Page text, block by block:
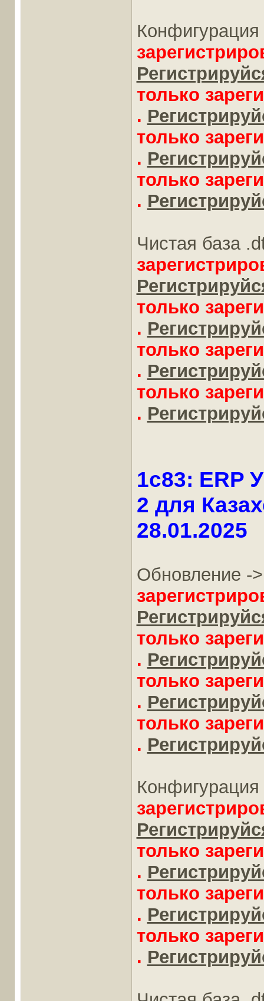
только
.
только
.
только
.
Чистая база
только
.
только
.
только
.
1c83: ERP
2 для
28.01.2025
Обновление -
только
.
только
.
только
.
только
.
только
.
только
.